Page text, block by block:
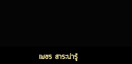
เพชร สาระน่ารู้